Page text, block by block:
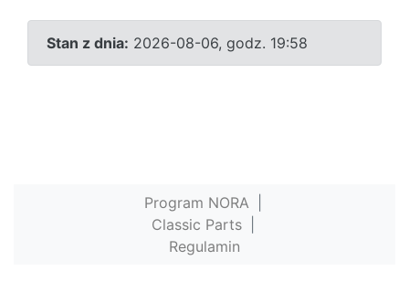
Stan z dnia: 2026-08-06, godz. 19:58
Program NORA
Classic Parts
Regulamin